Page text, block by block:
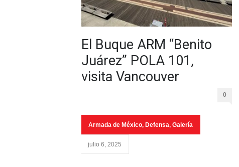
El Buque ARM “Benito
Juárez” POLA 101,
visita Vancouver
0
Armada de México, Defensa, Galería
julio 6, 2025